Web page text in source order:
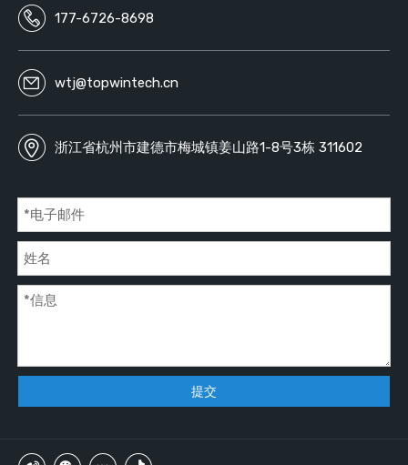
177-6726-8698
wtj@topwintech.cn
浙江省杭州市建德市梅城镇姜山路1-8号3栋 311602
提交